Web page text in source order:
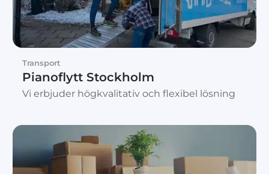
Transport
Pianoflytt Stockholm
Vi erbjuder högkvalitativ och flexibel lösning